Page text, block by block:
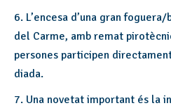
6. L’encesa d’una gran
del Carme, amb remat
persones participen
diada.
7. Una novetat important és la